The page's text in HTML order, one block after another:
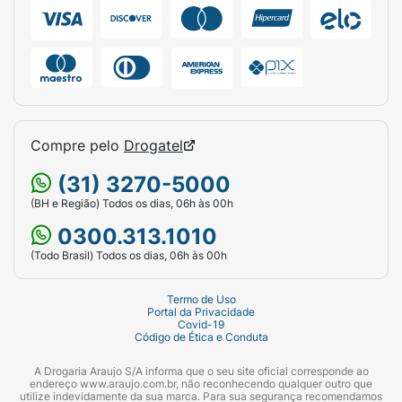
senha padrão de fábrica "0-0-0". Para alterar,
haste, pressione-a para baixo, defina a sua
nova combinação numérica nas roldanas e
puxe a haste de volta para cima. Memorize
Marca:Stam.
Linha:Segredo / Combinação Numérica.
Tamanho (Largura do Corpo):
Mecanismo de Abertura:Segredo (3
Roldanas numéricas de 0 a 9).
Acabamento/Cor:Preto Fosco.
Compre pelo Drogatel
(31) 3270-5000
(BH e Região) Todos os dias, 06h às 00h
0300.313.1010
(Todo Brasil) Todos os dias, 06h às 00h
Termo de Uso
Portal da Privacidade
Covid-19
Código de Ética e Conduta
A Drogaria Araujo S/A informa que o seu site oficial corresponde ao
endereço www.araujo.com.br, não reconhecendo qualquer outro que
utilize indevidamente da sua marca. Para sua segurança recomendamos